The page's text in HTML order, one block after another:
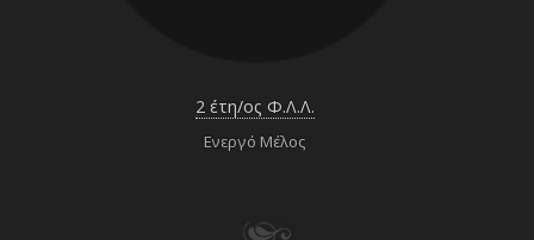
2 έτη/ος Φ.Λ.Λ.
Ενεργό Μέλος